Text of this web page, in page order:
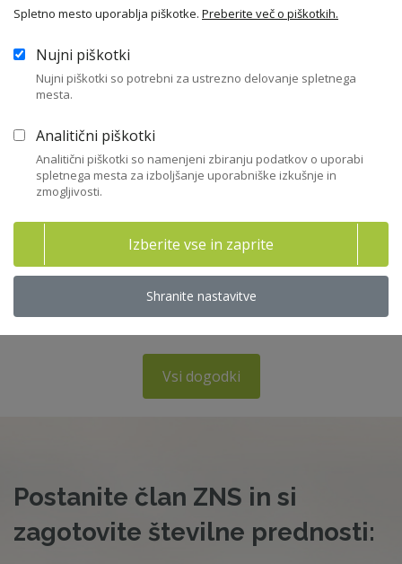
meetings, what does it mean and what is it
for?
webinar
Webinar
Dom gospodarstva (GZS), Dimičeva 13, Ljubljana
31. 01. 2019
Vsi dogodki
Postanite član ZNS in si
zagotovite številne prednosti:
Spletno mesto uporablja piškotke. Preberite več o piškotkih.
Nujni piškotki
Nujni piškotki so potrebni za ustrezno delovanje spletnega
mesta.
Analitični piškotki
Analitični piškotki so namenjeni zbiranju podatkov o uporabi
spletnega mesta za izboljšanje uporabniške izkušnje in
zmogljivosti.
Izberite vse in zaprite
Shranite nastavitve